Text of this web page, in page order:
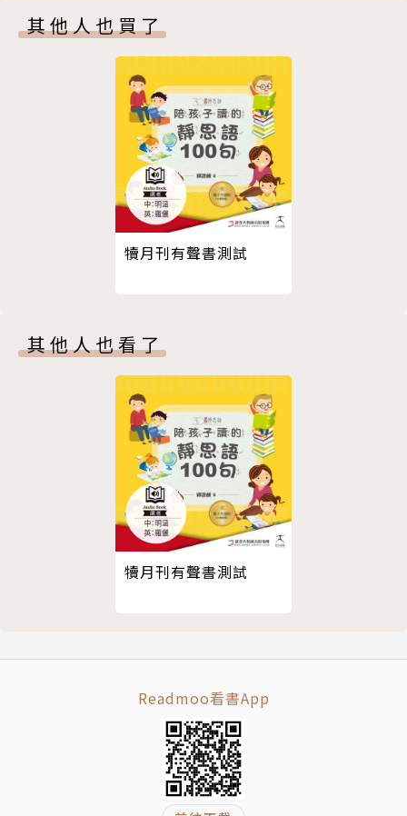
其他人也買了
犢月刊有聲書測試
其他人也看了
犢月刊有聲書測試
Readmoo看書App